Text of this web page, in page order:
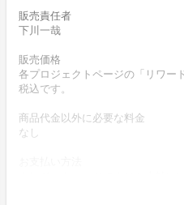
販売責任者
下川一哉
販売価格
各プロジェクトページの「リワー
税込です。
商品代金以外に必要な料金
なし